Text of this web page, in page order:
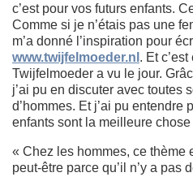
c’est pour vos futurs enfants.
Comme si je n’étais pas une
m’a donné l’inspiration pour
www.twijfelmoeder.nl . Et
Twijfelmoeder a vu le jour.
j’ai pu en discuter avec toutes
d’hommes. Et j’ai pu entendre
enfants sont la meilleure chose
« Chez les hommes, ce thème
peut-être parce qu’il n’y a pas